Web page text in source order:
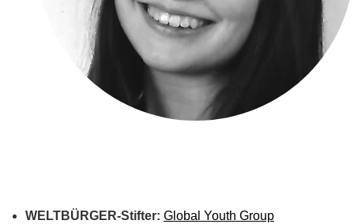
WELTBÜRGER-Stifter: Global Youth Group